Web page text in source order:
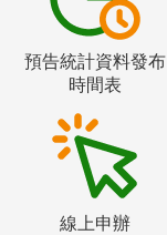
預告統計資料發布
時間表
線上申辦